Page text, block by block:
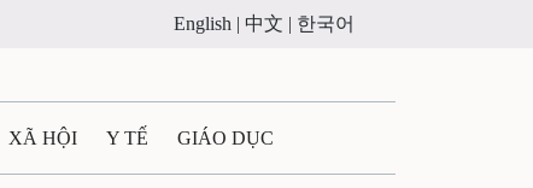
English | 中文 | 한국어
XÃ HỘI Y TẾ GIÁO DỤC